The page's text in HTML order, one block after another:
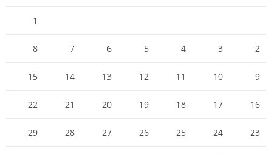
1
2
3
4
5
6
7
8
9
10
11
12
13
14
15
16
17
18
19
20
21
22
23
24
25
26
27
28
29